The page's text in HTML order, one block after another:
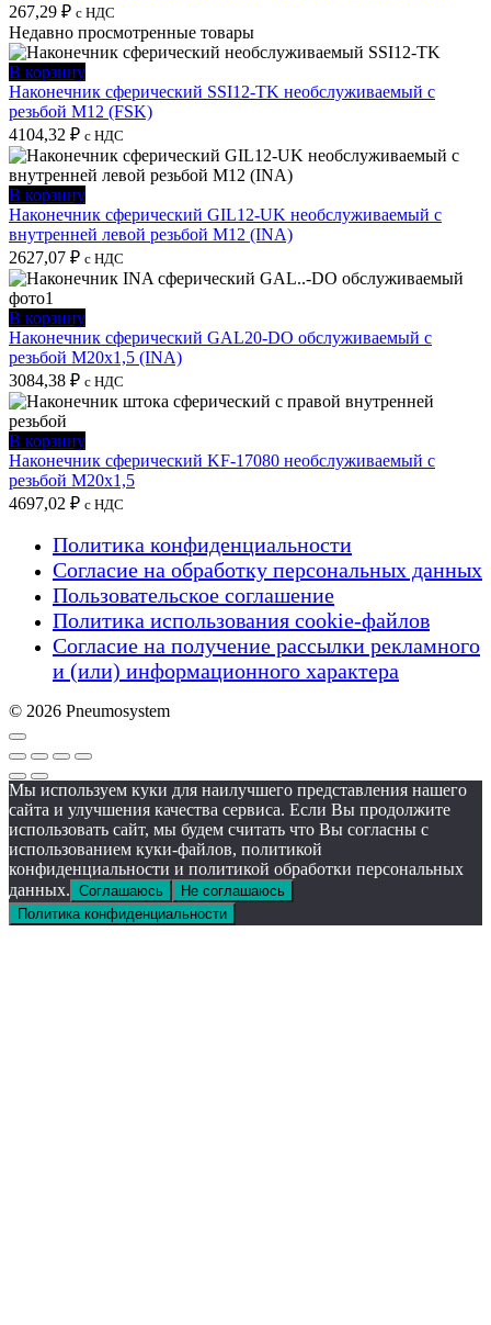
267,29 ₽ с НДС
Недавно просмотренные товары
В корзину
Наконечник сферический SSI12-TK необслуживаемый с
резьбой M12 (FSK)
4104,32 ₽ с НДС
В корзину
Наконечник сферический GIL12-UK необслуживаемый с
внутренней левой резьбой M12 (INA)
2627,07 ₽ с НДС
В корзину
Наконечник сферический GAL20-DO обслуживаемый с
резьбой M20x1,5 (INA)
3084,38 ₽ с НДС
В корзину
Наконечник сферический KF-17080 необслуживаемый с
резьбой M20x1,5
4697,02 ₽ с НДС
Политика конфиденциальности
Согласие на обработку персональных данных
Пользовательское соглашение
Политика использования cookie-файлов
Согласие на получение рассылки рекламного
и (или) информационного характера
© 2026 Pneumosystem
Мы используем куки для наилучшего представления нашего
сайта и улучшения качества сервиса. Если Вы продолжите
использовать сайт, мы будем считать что Вы согласны с
использованием куки-файлов, политикой
конфиденциальности и политикой обработки персональных
данных. Соглашаюсь
Не соглашаюсь
Политика конфиденциальности